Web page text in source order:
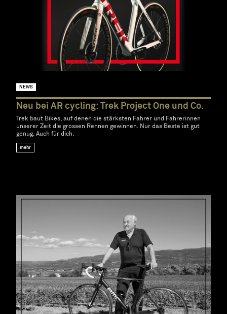
NEWS
Neu bei AR cycling: Trek Project One und Co.
Trek baut Bikes, auf denen die stärksten Fahrer und Fahrerinnen
unserer Zeit die grossen Rennen gewinnen. Nur das Beste ist gut
genug. Auch für dich.
mehr